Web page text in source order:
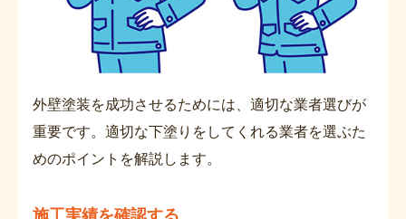
外壁塗装を成功させるためには、適切な業者選びが
重要です。適切な下塗りをしてくれる業者を選ぶた
めのポイントを解説します。
施工実績を確認する